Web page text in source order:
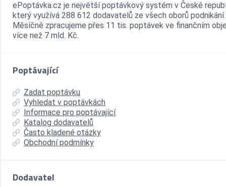
ePoptávka.cz je největší poptávkový systém v České
který využívá 288 612 dodavatelů ze všech oborů podnikání.
Měsíčně zpracujeme přes 11 tis. poptávek ve finančním
více než 7 mld. Kč.
Poptávající
Zadat poptávku
Vyhledat v poptávkách
Informace pro poptávající
Katalog dodavatelů
Často kladené otázky
Obchodní podmínky
Dodavatel